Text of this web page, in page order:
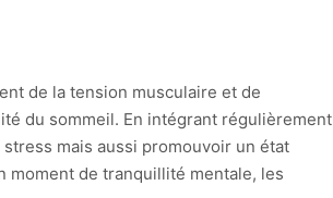
de la tension musculaire et de
du sommeil. En intégrant régulièrement
mais aussi promouvoir un état
de tranquillité mentale, les